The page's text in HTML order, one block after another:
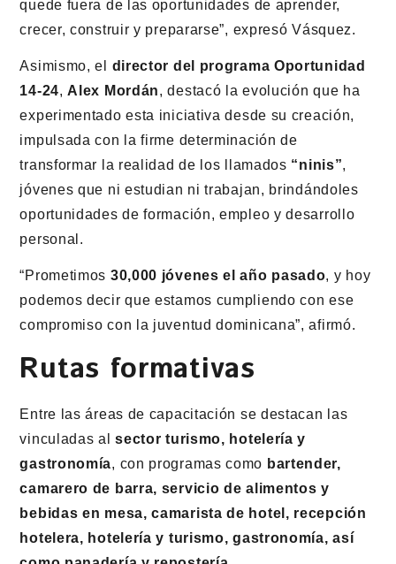
quede fuera de las oportunidades de aprender,
crecer, construir y prepararse”, expresó Vásquez.
Asimismo, el director del programa Oportunidad
14-24, Alex Mordán, destacó la evolución que ha
experimentado esta iniciativa desde su creación,
impulsada con la firme determinación de
transformar la realidad de los llamados “ninis”,
jóvenes que ni estudian ni trabajan, brindándoles
oportunidades de formación, empleo y desarrollo
personal.
“Prometimos 30,000 jóvenes el año pasado, y hoy
podemos decir que estamos cumpliendo con ese
compromiso con la juventud dominicana”, afirmó.
Rutas formativas
Entre las áreas de capacitación se destacan las
vinculadas alsector turismo, hotelería y
gastronomía, con programas como bartender,
camarero de barra, servicio de alimentos y
bebidas en mesa, camarista de hotel, recepción
hotelera, hotelería y turismo, gastronomía, así